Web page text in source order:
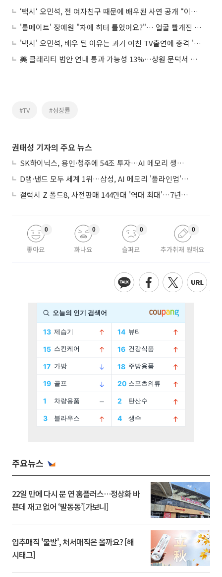
‘택시‘ 오민석, 전 여자친구 때문에 배우된 사연 공개 “이별 후 TV 보는데 여자친구 나오더라”
'룸메이트' 장예원 "차에 히터 틀었어요?"… 얼굴 빨개진 이유
'택시' 오민석, 배우 된 이유는 과거 여친 TV출연에 충격 '상처 덜 받으려'...누구기에
美 클래리티 법안 연내 통과 가능성 13%…상원 문턱서 제동
#TV #성장률
권태성 기자의 주요 뉴스
SK하이닉스, 용인·청주에 54조 투자…AI 메모리 생산기지 키운다
D램·낸드 모두 세계 1위…삼성, AI 메모리 '풀라인업'으로 승부
갤럭시 Z 폴드8, 사전판매 144만대 '역대 최대'…7년만에 갤노트10 기록 넘어
좋아요
0
화나요
0
슬퍼요
0
추가취재 원해요
0
주요뉴스
22일 만에 다시 문 연 홈플러스…정상화 바
쁜데 재고 없어 ‘발동동’[가보니]
입추매직 '불발', 처서매직은 올까요? [해
시태그]